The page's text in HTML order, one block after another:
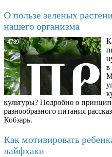
О пользе зеленых
нашего организма
4789
в
культуры? Подробно о
разнообразного питания
Кобзарь.
Как мотивировать
лайфхаки